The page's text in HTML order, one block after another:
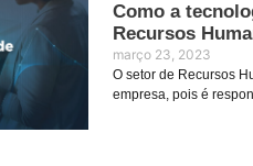
Como a
Recursos
março 23, 2023
O setor de Recursos
empresa, pois é